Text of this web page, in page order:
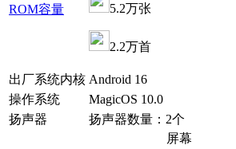
ROM容量 5.2万张
2.2万首
出厂系统内核 Android 16
操作系统
MagicOS 10.0
扬声器
扬声器数量：2个
屏幕